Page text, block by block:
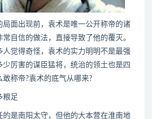
面出现前，袁术是唯一公开称帝的诸
自信的做法，直接导致了他的覆灭。
人觉得奇怪，袁术的实力明明不是最强
少厉害的谋臣猛将，统治的领土也是四
敢称帝?袁术的底气从哪来?
足
是南阳太守，但他的大本营在淮南地